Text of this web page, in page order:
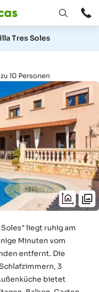
Fenster
Tres Soles
10 Personen
liegt ruhig am
Minuten vom
entfernt. Die
3
bietet